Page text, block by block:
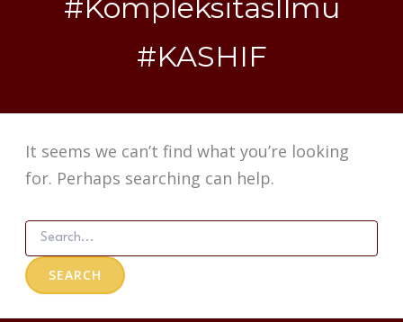
#KompleksitasIlmu
#KASHIF
It seems we can’t find what you’re looking
for. Perhaps searching can help.